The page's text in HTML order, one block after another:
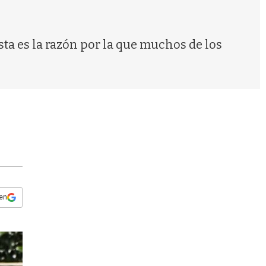
es la razón por la que muchos de los